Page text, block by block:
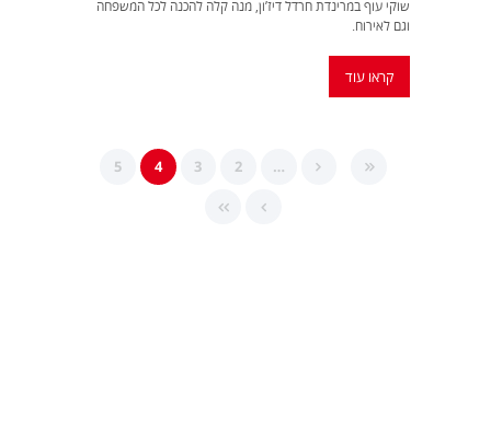
שוקי עוף במרינדת חרדל דיז’ון, מנה קלה להכנה לכל המשפחה
וגם לאירוח.
קראו עוד
…
2
3
4
5